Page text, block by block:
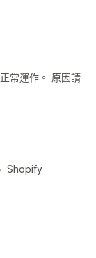
常運作。 原因請
Shopify